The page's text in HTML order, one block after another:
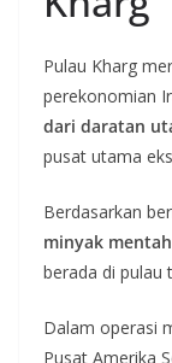
Pulau Kharg
perekonomian
dari daratan
pusat utama
Berdasarkan
minyak
berada di pulau
Dalam operasi
Pusat Amerika